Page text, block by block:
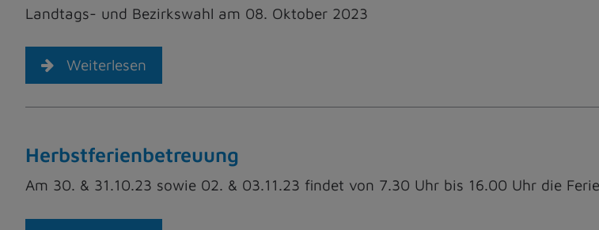
Landtags- und Bezirkswahl am 08. Oktober 2023
Weiterlesen
Herbstferienbetreuung
Am 30. & 31.10.23 sowie 02. & 03.11.23 findet von 7.30 Uhr bis 16.00 Uhr die